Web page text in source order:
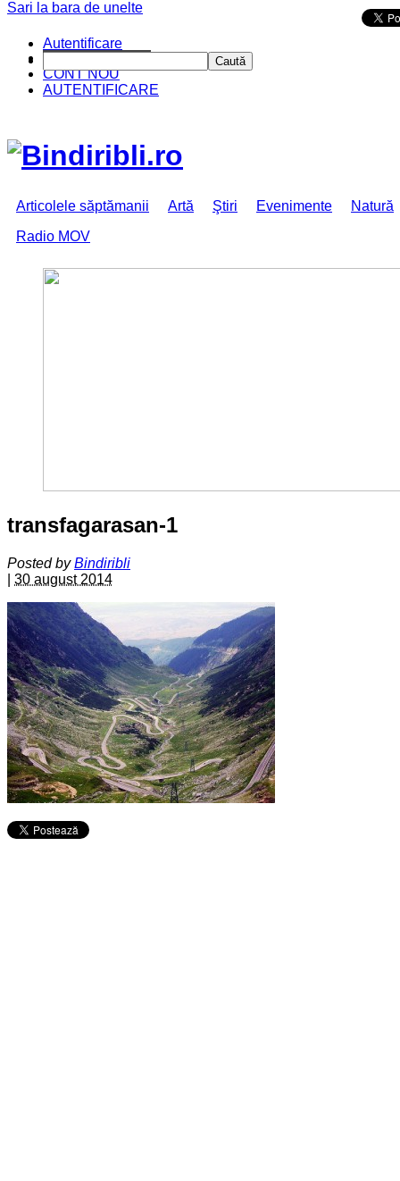
CINE SUNTEM?
CONT NOU
AUTENTIFICARE
Articolele săptămanii Artă Ştiri Evenimente
Natură
Radio MOV
transfagarasan-1
Posted byBindiribli
30 august 2014
Sari la bara de unelte
Autentificare
Caută